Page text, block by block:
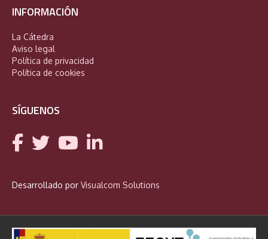
INFORMACIÓN
La Cátedra
Aviso legal
Política de privacidad
Política de cookies
SÍGUENOS
Desarrollado por Visualcom Solutions